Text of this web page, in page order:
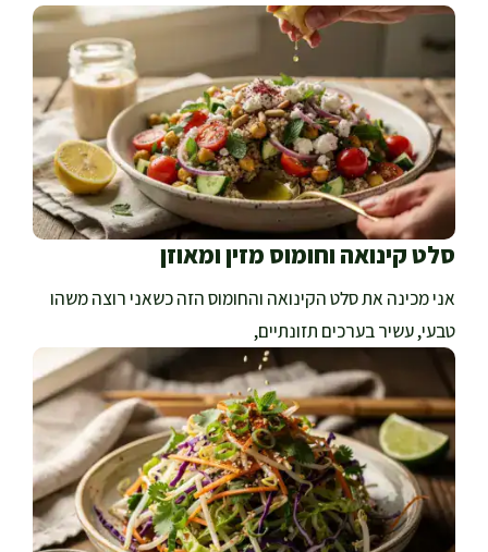
סלט קינואה וחומוס מזין ומאוזן
אני מכינה את סלט הקינואה והחומוס הזה כשאני רוצה משהו
טבעי, עשיר בערכים תזונתיים,